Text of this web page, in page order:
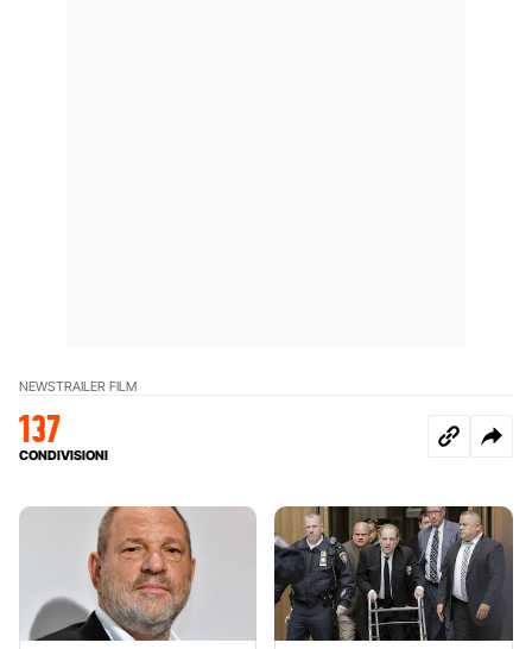
NEWSTRAILER FILM
137
CONDIVISIONI